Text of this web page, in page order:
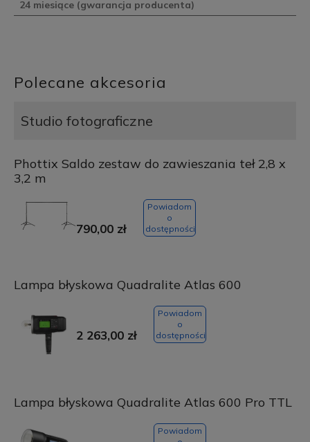
24 miesiące (gwarancja producenta)
Polecane akcesoria
Studio fotograficzne
Phottix Saldo zestaw do zawieszania teł 2,8 x
3,2 m
790,00 zł
Powiadom
o
dostępności
Lampa błyskowa Quadralite Atlas 600
2 263,00 zł
Powiadom
o
dostępności
Lampa błyskowa Quadralite Atlas 600 Pro TTL
Powiadom